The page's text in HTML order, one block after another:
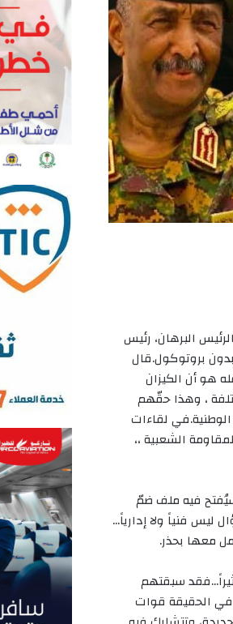
البرهان، رئيس
بروتوكول.قال
هو أن الكيزان
، وهذا حقّهم
لقاءات
الشعبية ،،
فيه ملف ضمّ
ليس فنياً ولا إدارياً…
معها بحذر.
سبقتهم
الحقيقة قوات